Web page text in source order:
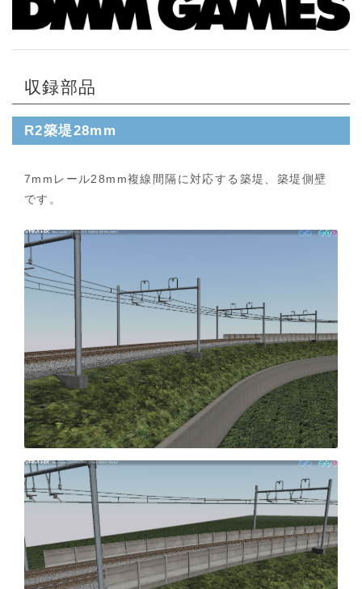
収録部品
R2築堤28mm
7mmレール28mm複線間隔に対応する築堤、築堤側壁
です。